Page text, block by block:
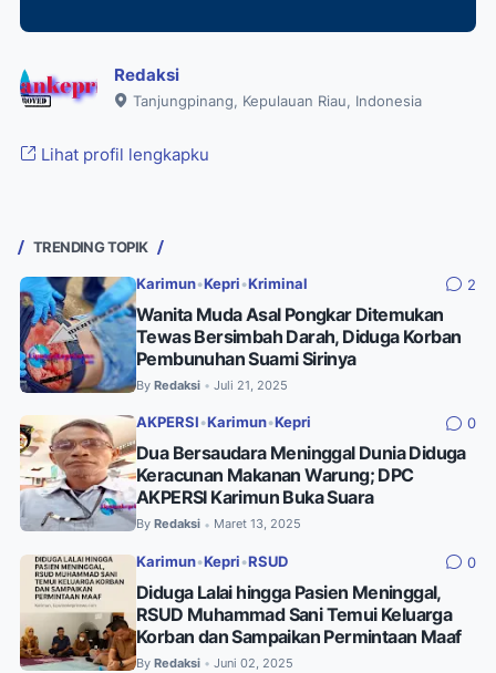
Redaksi
Tanjungpinang, Kepulauan Riau, Indonesia
Lihat profil lengkapku
TRENDING TOPIK
Karimun•Kepri •Kriminal 2
Wanita Muda Asal Pongkar Ditemukan
Tewas Bersimbah Darah, Diduga Korban
Pembunuhan Suami Sirinya
By Redaksi • Juli 21, 2025
AKPERSI •Karimun•Kepri 0
Dua Bersaudara Meninggal Dunia Diduga
Keracunan Makanan Warung; DPC
AKPERSI Karimun Buka Suara
By Redaksi • Maret 13, 2025
Karimun•Kepri •RSUD 0
Diduga Lalai hingga Pasien Meninggal,
RSUD Muhammad Sani Temui Keluarga
Korban dan Sampaikan Permintaan Maaf
By Redaksi • Juni 02, 2025